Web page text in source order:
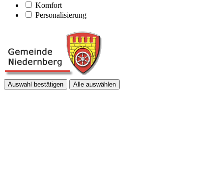
Komfort
Personalisierung
Auswahl bestätigen Alle auswählen